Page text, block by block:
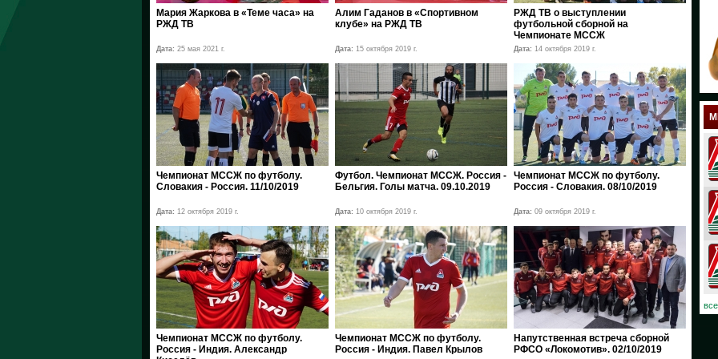
Мария Жаркова в «Теме часа» на
РЖД ТВ
Дата: 25 мая 2021 г.
Алим Гаданов в «Спортивном
клубе» на РЖД ТВ
Дата: 15 октября 2019 г.
РЖД ТВ о выступлении
футбольной сборной на
Чемпионате МССЖ
Дата: 14 октября 2019 г.
Чемпионат МССЖ по футболу.
Словакия - Россия. 11/10/2019
Дата: 12 октября 2019 г.
Футбол. Чемпионат МССЖ. Россия -
Бельгия. Голы матча. 09.10.2019
Дата: 10 октября 2019 г.
Чемпионат МССЖ по футболу.
Россия - Словакия. 08/10/2019
Дата: 09 октября 2019 г.
Чемпионат МССЖ по футболу.
Россия - Индия. Александр
Чемпионат МССЖ по футболу.
Россия - Индия. Павел Крылов
Напутственная встреча сборной
РФСО «Локомотив». 02/10/2019